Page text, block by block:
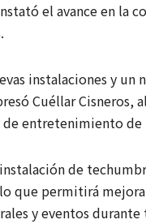
el avance en la
instalaciones y
Cuéllar Cisneros,
entretenimiento de
de
que permitirá
y eventos durante